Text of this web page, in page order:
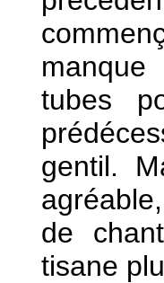
manque
tubes
gentil.
de
tisane